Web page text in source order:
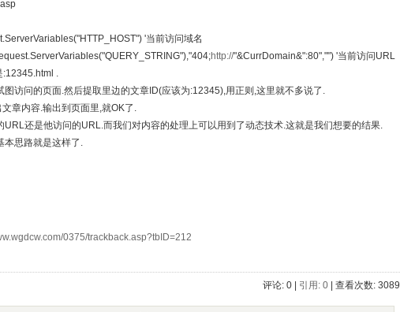
'当前访问域名
http://"&CurrDomain&":80","") '当前访问URL
.
访问的页面.然后提取里边的文章ID(应该为:12345),用正则,这里就不多说了.
内容.输出到页面里,就OK了.
还是他访问的URL.而我们对内容的处理上可以用到了动态技术.这就是我们想要的结果.
思路就是这样了.
0375/trackback.asp?tbID=212
评论: 0 | 引用: 0 | 查看次数: 3089